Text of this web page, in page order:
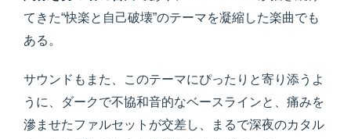
てきた“快楽と自己破壊”のテーマを凝縮した楽曲でも
ある。
サウンドもまた、このテーマにぴったりと寄り添うよ
うに、ダークで不協和音的なベースラインと、痛みを
滲ませたファルセットが交差し、まるで深夜のカタル